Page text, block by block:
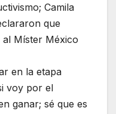
Camila
que
Míster México
en la etapa
voy por el
ganar; sé que es